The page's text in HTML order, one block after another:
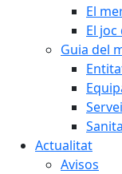
El
El
Guia del
Actualitat
Avisos